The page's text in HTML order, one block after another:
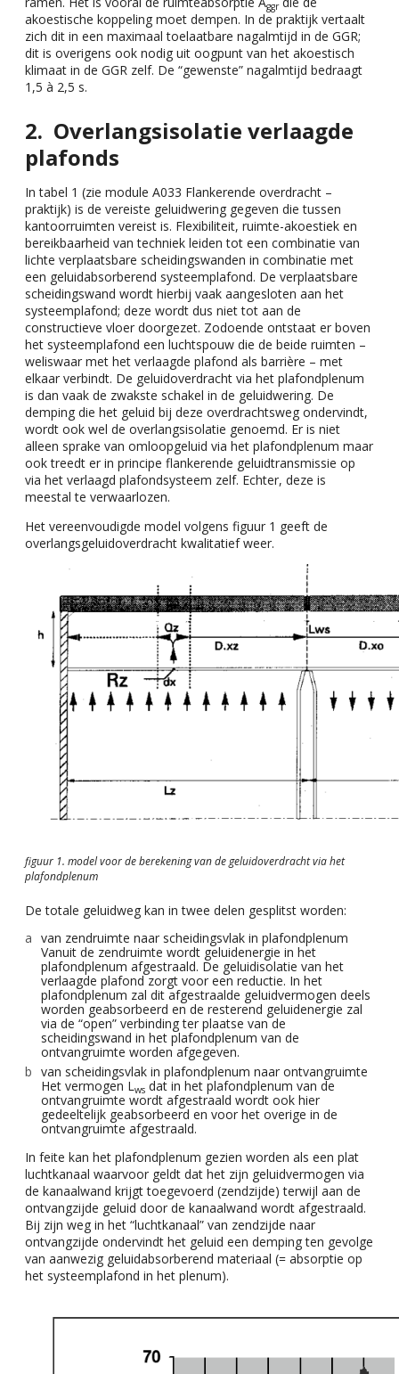
ggr
akoestische koppeling moet dempen. In de praktijk vertaalt
zich dit in een maximaal toelaatbare nagalmtijd in de GGR;
dit is overigens ook nodig uit oogpunt van het akoestisch
klimaat in de GGR zelf. De “gewenste” nagalmtijd bedraagt
1,5 à 2,5 s.
Overlangsisolatie verlaagde
plafonds
In tabel 1 (zie module A033 Flankerende overdracht –
praktijk) is de vereiste geluidwering gegeven die tussen
kantoorruimten vereist is. Flexibiliteit, ruimte-akoestiek en
bereikbaarheid van techniek leiden tot een combinatie van
lichte verplaatsbare scheidingswanden in combinatie met
een geluidabsorberend systeemplafond. De verplaatsbare
scheidingswand wordt hierbij vaak aangesloten aan het
systeemplafond; deze wordt dus niet tot aan de
constructieve vloer doorgezet. Zodoende ontstaat er boven
het systeemplafond een luchtspouw die de beide ruimten –
weliswaar met het verlaagde plafond als barrière – met
elkaar verbindt. De geluidoverdracht via het plafondplenum
is dan vaak de zwakste schakel in de geluidwering. De
demping die het geluid bij deze overdrachtsweg ondervindt,
wordt ook wel de overlangsisolatie genoemd. Er is niet
alleen sprake van omloopgeluid via het plafondplenum maar
ook treedt er in principe flankerende geluidtransmissie op
via het verlaagd plafondsysteem zelf. Echter, deze is
meestal te verwaarlozen.
Het vereenvoudigde model volgens figuur 1 geeft de
overlangsgeluidoverdracht kwalitatief weer.
figuur 1. model voor de berekening van de geluidoverdracht via het
plafondplenum
De totale geluidweg kan in twee delen gesplitst worden:
van zendruimte naar scheidingsvlak in plafondplenum
Vanuit de zendruimte wordt geluidenergie in het
plafondplenum afgestraald. De geluidisolatie van het
verlaagde plafond zorgt voor een reductie. In het
plafondplenum zal dit afgestraalde geluidvermogen deels
worden geabsorbeerd en de resterend geluidenergie zal
via de “open” verbinding ter plaatse van de
scheidingswand in het plafondplenum van de
ontvangruimte worden afgegeven.
van scheidingsvlak in plafondplenum naar ontvangruimte
Het vermogen Lwsdat in het plafondplenum van de
ontvangruimte wordt afgestraald wordt ook hier
gedeeltelijk geabsorbeerd en voor het overige in de
ontvangruimte afgestraald.
In feite kan het plafondplenum gezien worden als een plat
luchtkanaal waarvoor geldt dat het zijn geluidvermogen via
de kanaalwand krijgt toegevoerd (zendzijde) terwijl aan de
ontvangzijde geluid door de kanaalwand wordt afgestraald.
Bij zijn weg in het “luchtkanaal” van zendzijde naar
ontvangzijde ondervindt het geluid een demping ten gevolge
van aanwezig geluidabsorberend materiaal (= absorptie op
het systeemplafond in het plenum).